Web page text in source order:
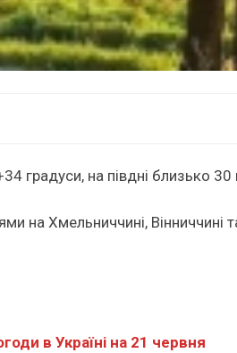
градуси, на півдні близько
на Хмельниччині,
в Україні на 21 червня